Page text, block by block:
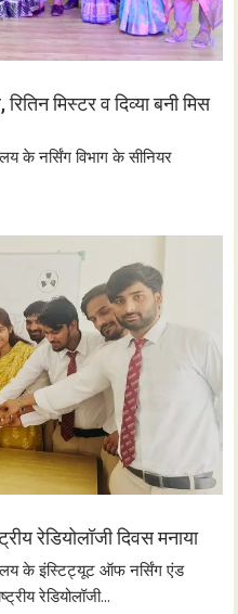
मिस्टर व दिव्या बनी मिस
के नर्सिंग विभाग के सीनियर
रेडियोलॉजी दिवस मनाया
के इंस्टिट्यूट ऑफ नर्सिंग एंड
रेडियोलॉजी...